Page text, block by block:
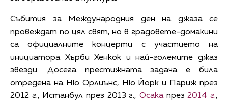
Събития за Международния ден на джаза се
провеждат по цял свят, но в градовете-домакини
са официалните концерти с участието на
инициатора Хърби Хенкок и най-големите джаз
звезди. Досега престижната задача е била
отредена на Ню Орлиънс, Ню Йорк и Париж през
2012 г., Истанбул през 2013 г., Осакапрез2014 г.,